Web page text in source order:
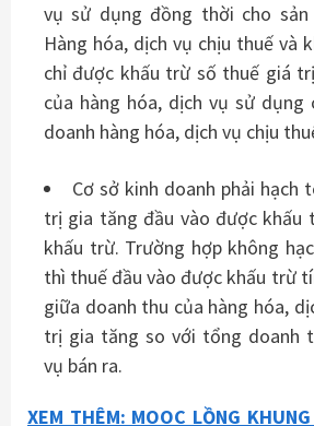
vụ sử dụng đồng thời cho sản
Hàng hóa, dịch vụ chịu thuế và
chỉ được khấu trừ số thuế giá
của hàng hóa, dịch vụ sử dụng
doanh hàng hóa, dịch vụ chịu
Cơ sở kinh doanh phải hạch
trị gia tăng đầu vào được khấu
khấu trừ. Trường hợp không
thì thuế đầu vào được khấu trừ
giữa doanh thu của hàng hóa,
trị gia tăng so với tổng doanh
vụ bán ra.
XEM THÊM: MOOC LỒNG